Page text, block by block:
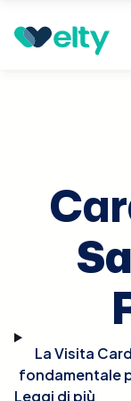
Prenota visita
La Visita
fondamentale
salute del
Leggi di più